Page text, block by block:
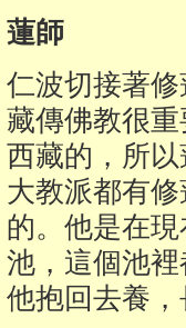
蓮師
仁波切接著
藏傳佛教很
西藏的，所
大教派都有
的。他是在
池，這個池
他抱回去養